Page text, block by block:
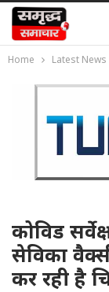
Home Latest News
कोविड
सेविका
कर रही है